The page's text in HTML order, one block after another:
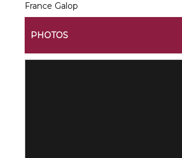
France Galop
PHOTOS